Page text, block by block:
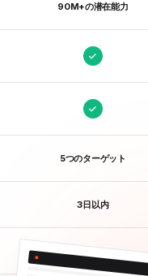
90M+の潜在能力
5つのターゲット
3日以内